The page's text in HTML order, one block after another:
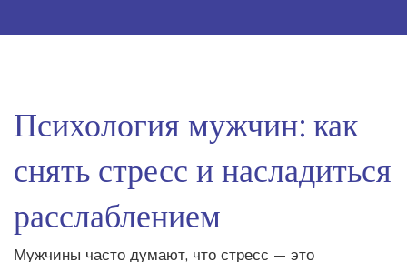
Психология мужчин: как
снять стресс и насладиться
расслаблением
Мужчины часто думают, что стресс — это